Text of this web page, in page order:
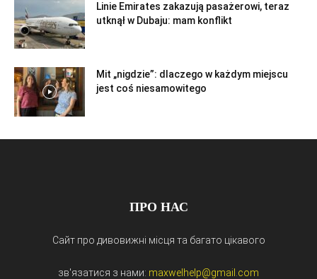
Linie Emirates zakazują pasażerowi, teraz
utknął w Dubaju: mam konflikt
Mit „nigdzie”: dlaczego w każdym miejscu
jest coś niesamowitego
ПРО НАС
Сайт про дивовижні місця та багато цікавого
зв'язатися з нами: maxwelhelp@gmail.com